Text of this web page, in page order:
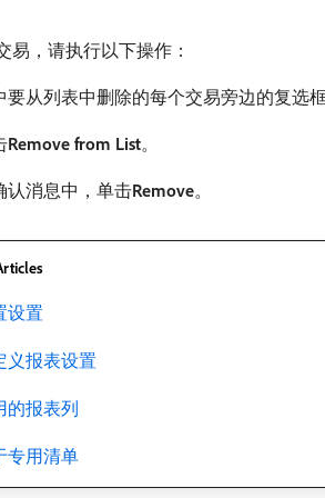
易，请执行以下操作：
要从列表中删除的每个交易旁边的复选
Remove from List。
认消息中，单击​Remove。
设置
义报表设置
的报表列
专用清单